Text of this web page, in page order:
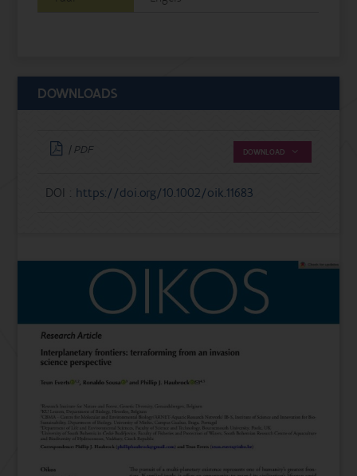
DOWNLOADS
| PDF DOWNLOAD
DOI : https://doi.org/10.1002/oik.11683